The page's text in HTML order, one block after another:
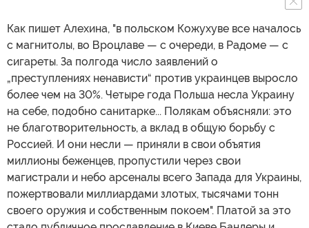
Как пишет Алехина, "в польском Кожухуве все началось
с магнитолы, во Вроцлаве — с очереди, в Радоме — с
сигареты. За полгода число заявлений о
„преступлениях ненависти“ против украинцев выросло
более чем на 30%. Четыре года Польша несла Украину
на себе, подобно санитарке... Полякам объясняли: это
не благотворительность, а вклад в общую борьбу с
Россией. И они несли — приняли в свои объятия
миллионы беженцев, пропустили через свои
магистрали и небо арсеналы всего Запада для Украины,
пожертвовали миллиардами злотых, тысячами тонн
своего оружия и собственным покоем". Платой за это